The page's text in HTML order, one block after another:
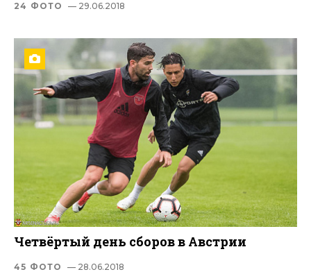
24 ФОТО — 29.06.2018
Четвёртый день сборов в Австрии
45 ФОТО — 28.06.2018